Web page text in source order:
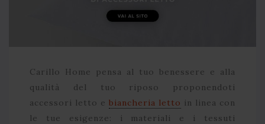
Carillo Home pensa al tuo benessere e alla
qualità del tuo riposo proponendoti
accessori letto e biancheria letto in linea con
le tue esigenze: i materiali e i tessuti